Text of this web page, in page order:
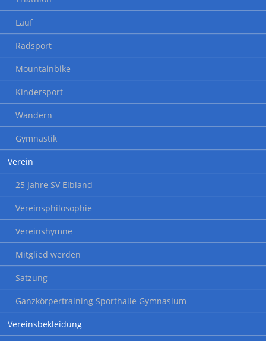
Lauf
Radsport
Mountainbike
Kindersport
Wandern
Gymnastik
Verein
25 Jahre SV Elbland
Vereinsphilosophie
Vereinshymne
Mitglied werden
Satzung
Ganzkörpertraining Sporthalle Gymnasium
Vereinsbekleidung